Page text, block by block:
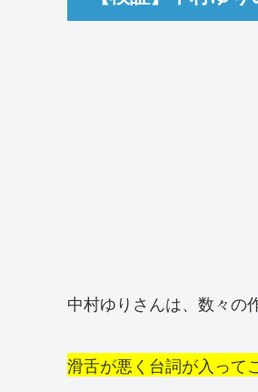
中村ゆりさんは、数々の
滑舌が悪く台詞が入って